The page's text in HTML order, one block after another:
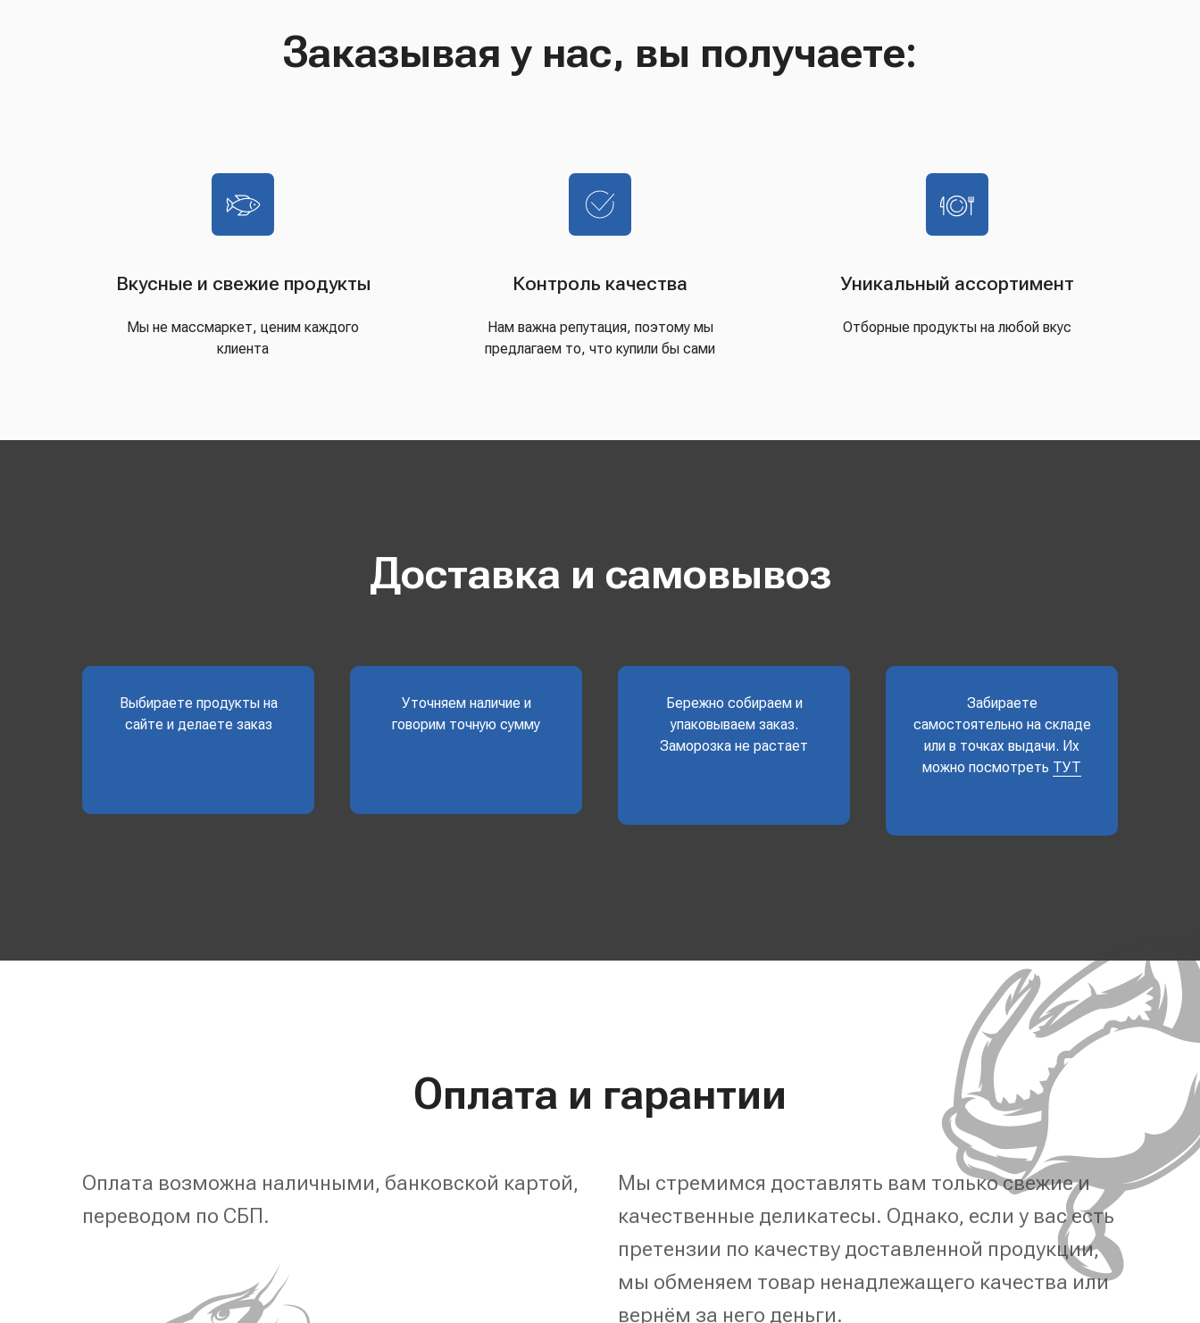
Заказывая у нас, вы получаете:
Вкусные и свежие продукты
Мы не массмаркет, ценим каждого
клиента
Контроль качества
Нам важна репутация, поэтому мы
предлагаем то, что купили бы сами
Уникальный ассортимент
Отборные продукты на любой вкус
Доставка и самовывоз
Выбираете продукты на
сайте и делаете заказ
Уточняем наличие и
говорим точную сумму
Бережно собираем и
упаковываем заказ.
Заморозка не растает
Забираете
самостоятельно на складе
или в точках выдачи. Их
можно посмотреть ТУТ
Оплата и гарантии
Оплата возможна наличными, банковской картой,
переводом по СБП.
Мы стремимся доставлять вам только свежие и
качественные деликатесы. Однако, если у вас есть
претензии по качеству доставленной продукции,
мы обменяем товар ненадлежащего качества или
вернём за него деньги.